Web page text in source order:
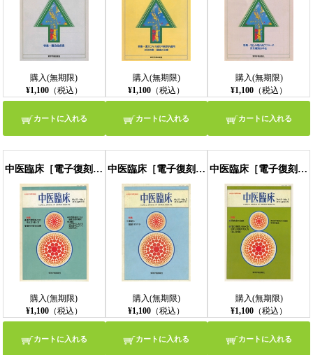
購入(無期限)
¥1,100（税込）
カートに入れる
購入(無期限)
¥1,100 （税込）
カートに入れる
購入(無期限)
¥1,100 （税込）
カートに入れる
中医臨床［電子復刻版］通巻16号
購入(無期限)
¥1,100（税込）
カートに入れる
中医臨床［電子復刻版］通巻17号
購入(無期限)
¥1,100 （税込）
カートに入れる
中医臨床［電子復刻版］通巻18号
購入(無期限)
¥1,100 （税込）
カートに入れる